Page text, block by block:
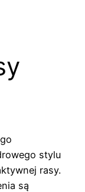
stylu
rasy.
są